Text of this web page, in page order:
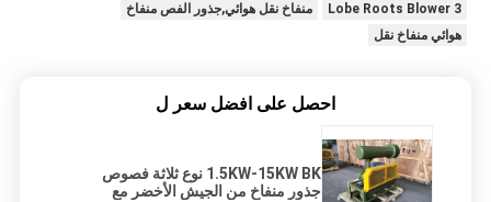
3 Lobe Roots Blower
منفاخ نقل هوائي,جذور الفص منفاخ
هوائي منفاخ نقل
احصل على افضل سعر ل
1.5KW-15KW BK نوع ثلاثة فصوص
جذور منفاخ من الجيش الأخضر مع